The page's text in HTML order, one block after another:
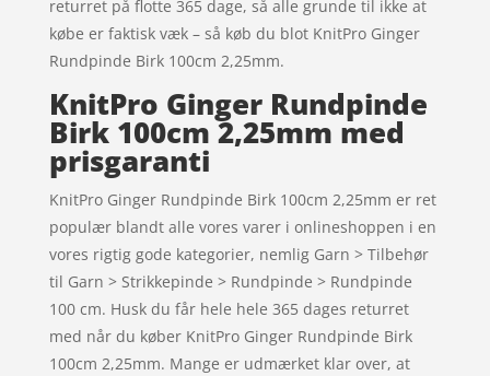
returret på flotte 365 dage, så alle grunde til ikke at
købe er faktisk væk – så køb du blot KnitPro Ginger
Rundpinde Birk 100cm 2,25mm.
KnitPro Ginger Rundpinde
Birk 100cm 2,25mm med
prisgaranti
KnitPro Ginger Rundpinde Birk 100cm 2,25mm er ret
populær blandt alle vores varer i onlineshoppen i en
vores rigtig gode kategorier, nemlig Garn > Tilbehør
til Garn > Strikkepinde > Rundpinde > Rundpinde
100 cm. Husk du får hele hele 365 dages returret
med når du køber KnitPro Ginger Rundpinde Birk
100cm 2,25mm. Mange er udmærket klar over, at